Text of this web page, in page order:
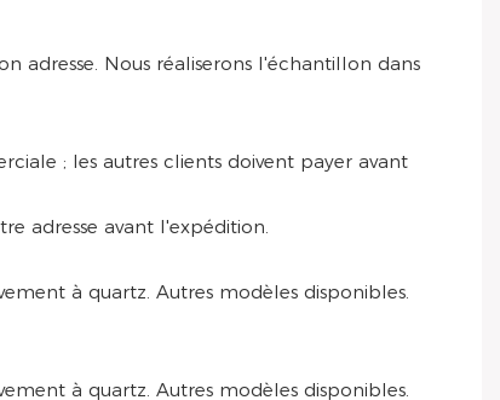
adresse. Nous réaliserons l'échantillon dans
; les autres clients doivent payer avant
adresse avant l'expédition.